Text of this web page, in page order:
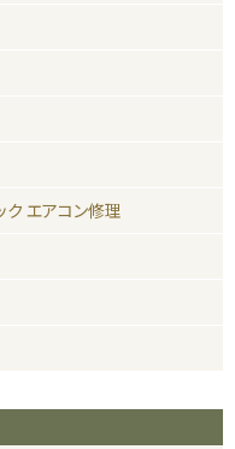
ク エアコン修理